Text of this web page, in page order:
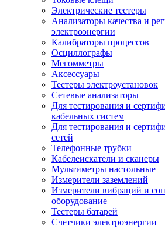
Электрические тестеры
Анализаторы качества и
электроэнергии
Калибраторы процессов
Осциллографы
Мегомметры
Аксессуары
Тестеры электроустановок
Сетевые анализаторы
Для тестирования и
кабельных систем
Для тестирования и
сетей
Телефонные трубки
Кабелеискатели и сканеры
Мультиметры настольные
Измерители заземлений
Измерители вибраций и
оборудование
Тестеры батарей
Счетчики электроэнергии